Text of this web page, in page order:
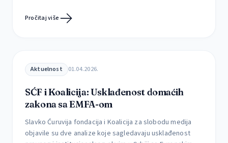
odsto. Kojim medijima građani veruju, kako utiču na njih i
da li uspevaju da prepoznaju štetne sadržaje Mediji retko
Pročitaj više
Aktuelnost 01.04.2026.
SĆF i Koalicija: Usklađenost domaćih
zakona sa EMFA-om
Slavko Ćuruvija fondacija i Koalicija za slobodu medija
objavile su dve analize koje sagledavaju usklađenost